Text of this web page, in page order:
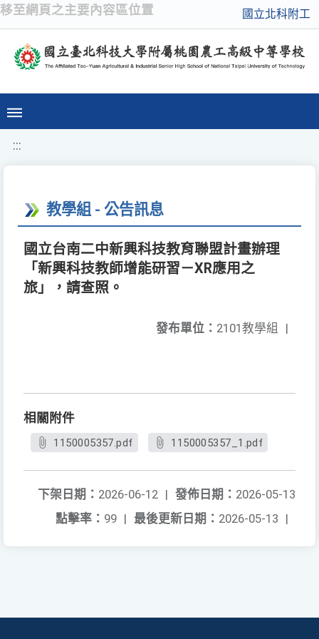
移至網頁之主要內容區位置 國立北科附工
:::
教學組 - 公告訊息
國立台南二中新興科技教育聯盟計畫辦理
「新興科技教師增能研習－XR應用之
旅」，請查照。
發布單位： 2101教學組 |
相關附件
1150005357.pdf 1150005357_1.pdf
發佈日期： 2026-05-13
下架日期： 2026-06-12 |
最後更新日期： 2026-05-13 |
點擊率： 99 |